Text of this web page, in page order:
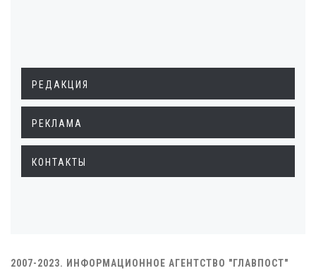
РЕДАКЦИЯ
РЕКЛАМА
КОНТАКТЫ
2007-2023. ИНФОРМАЦИОННОЕ АГЕНТСТВО "ГЛАВПОСТ"